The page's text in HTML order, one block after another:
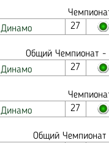
Динамо 27
Общий Чемпионат -
Динамо 27
Динамо 27
Общий